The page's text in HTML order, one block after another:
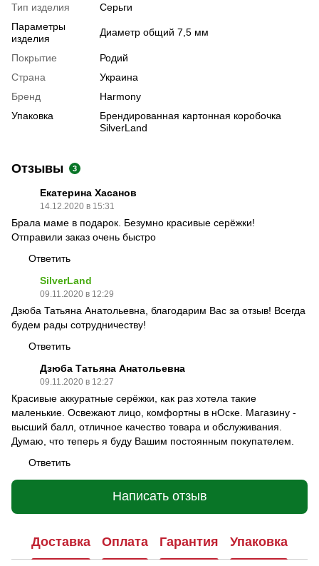
Тип изделия
Серьги
Параметры
изделия
Диаметр общий 7,5 мм
Покрытие
Родий
Страна
Украина
Бренд
Harmony
Упаковка
Брендированная картонная коробочка
SilverLand
Отзывы 3
Екатерина Хасанов
14.12.2020 в 15:31
Брала маме в подарок. Безумно красивые серёжки!
Отправили заказ очень быстро
Ответить
SilverLand
09.11.2020 в 12:29
Дзюба Татьяна Анатольевна, благодарим Вас за отзыв! Всегда
будем рады сотрудничеству!
Ответить
Дзюба Татьяна Анатольевна
09.11.2020 в 12:27
Красивые аккуратные серёжки, как раз хотела такие
маленькие. Освежают лицо, комфортны в нОске. Магазину -
высший балл, отличное качество товара и обслуживания.
Думаю, что теперь я буду Вашим постоянным покупателем.
Ответить
Написать отзыв
Доставка Оплата Гарантия Упаковка